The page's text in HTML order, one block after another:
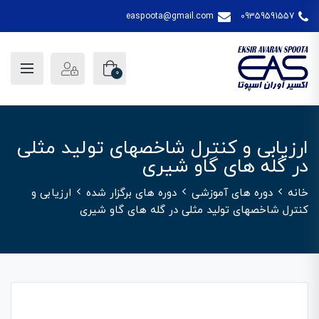
09359591557
easpoota@gmail.com
0
ارزیابی و کنترل شاخصهای تولید مثلی
در گله های گاو شیری
خانه دوره های آموزشی دوره های برگزار شده
ارزیابی و
کنترل شاخصهای تولید مثلی در گله های گاو شیری